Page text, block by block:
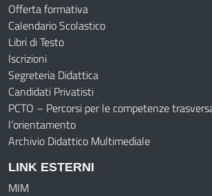
Offerta formativa
Calendario Scolastico
Libri di Testo
Iscrizioni
Segreteria Didattica
Candidati Privatisti
PCTO – Percorsi per le competenze
l’orientamento
Archivio Didattico Multimediale
LINK ESTERNI
MIM